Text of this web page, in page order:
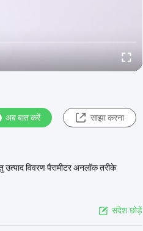
अब बात करें साझा करना
विवरण पैरामीटर अनलॉक तरीके
संदेश छोड़ें